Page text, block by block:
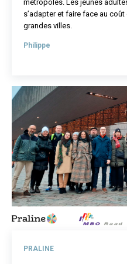
métropoles. Les jeunes
s’adapter et faire face au
grandes villes.
Philippe
PRALINE